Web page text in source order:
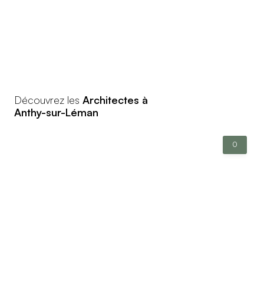
Découvrez les Architectes à
Anthy-sur-Léman
0